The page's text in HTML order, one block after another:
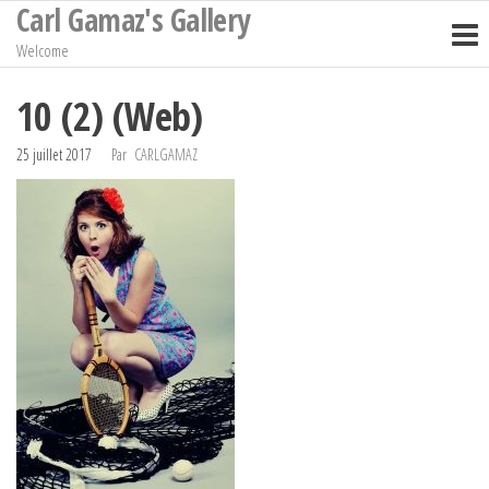
Passer
contenu
Carl Gamaz's Gallery
Welcome
10 (2) (Web)
25 juillet 2017 Par CARLGAMAZ